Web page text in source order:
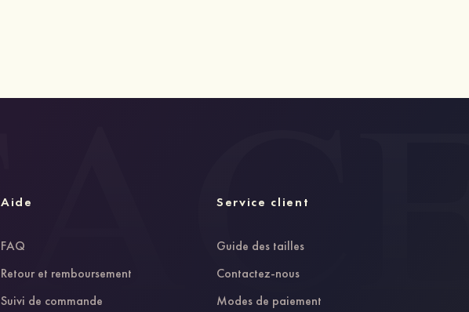
Aide
FAQ
Retour et remboursement
Suivi de commande
Service client
Guide des tailles
Contactez-nous
Modes de paiement